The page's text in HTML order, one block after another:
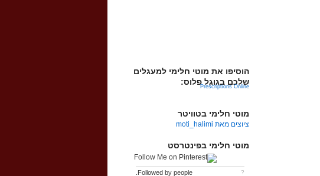
הוסיפו את מוטי חלימי למעגלים
שלכם בגוגל פלוס:
Prescriptions Online
מוטי חלימי בטוויטר
ציוצים מאת moti_halimi
מוטי חלימי בפינטרסט
Followed by people. ?